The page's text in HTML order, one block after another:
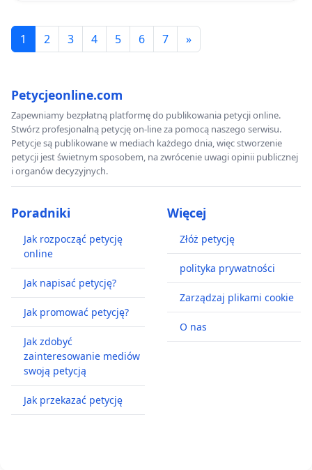
1 2 3 4 5 6 7 »
Petycjeonline.com
Zapewniamy bezpłatną platformę do publikowania petycji online.
Stwórz profesjonalną petycję on-line za pomocą naszego serwisu.
Petycje są publikowane w mediach każdego dnia, więc stworzenie
petycji jest świetnym sposobem, na zwrócenie uwagi opinii publicznej
i organów decyzyjnych.
Poradniki
Jak rozpocząć petycję
online
Jak napisać petycję?
Jak promować petycję?
Jak zdobyć
zainteresowanie mediów
swoją petycją
Jak przekazać petycję
Więcej
Złóż petycję
polityka prywatności
Zarządzaj plikami cookie
O nas